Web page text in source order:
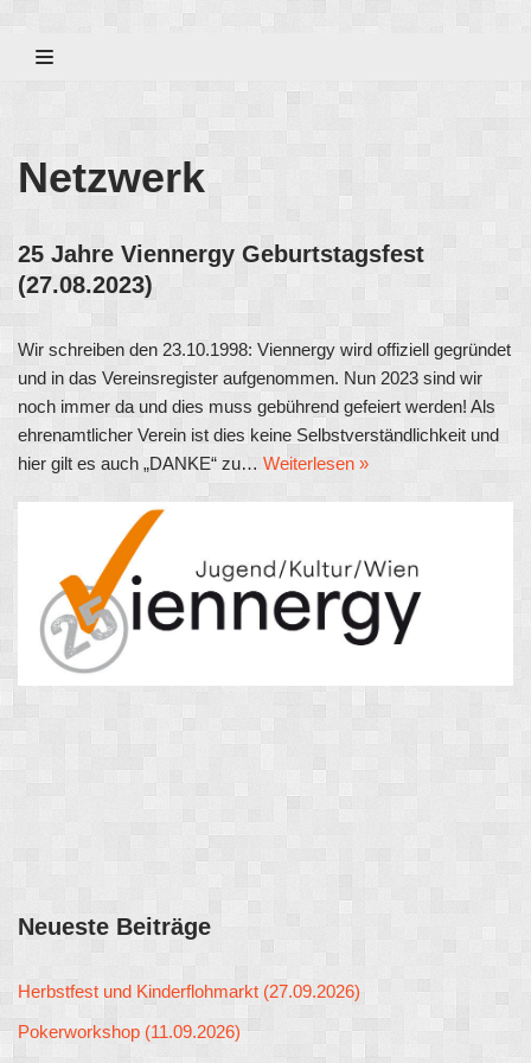
Zum
Netzwerk
25 Jahre Viennergy Geburtstagsfest
(27.08.2023)
Wir schreiben den 23.10.1998: Viennergy wird offiziell gegründet
und in das Vereinsregister aufgenommen. Nun 2023 sind wir
noch immer da und dies muss gebührend gefeiert werden! Als
ehrenamtlicher Verein ist dies keine Selbstverständlichkeit und
hier gilt es auch „DANKE“ zu… Weiterlesen »
Neueste Beiträge
Herbstfest und Kinderflohmarkt (27.09.2026)
Pokerworkshop (11.09.2026)